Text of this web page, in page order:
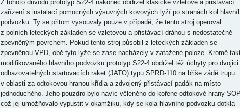
Z tohoto důvodu prototyp S22-4 nakonec obdržel klasické vzletové a přistávací
zařízení s instalací pomocných výsuvných kovových lyží po stranách kol
podvozku. Ty se přitom vysouvaly pouze v případě, že tento stroj operoval
z polních leteckých základen se vzletovou a přistávací dráhou s nedostatečně
zpevněným povrchem. Pokud tento stroj působil z leteckých základen se
zpevněnou VPD, obě tyto lyže se zase nacházely v zatažené poloze. Kromě
modifikovaného hlavního podvozku prototyp S22-4 obdržel též úchyty pro dvojici
odhazovatelných startovacích raket (JATO) typu SPRD-110 na břiše zádě trupu
v oblasti za odtokovou hranou křídla a zdvojený přistávací padák na místo
jednoduchého. Jeho pouzdro bylo navíc včleněno do kořene odtokové hrany
což jej umožňovalo vypustit v okamžiku, kdy se kola hlavního podvozku dotkla